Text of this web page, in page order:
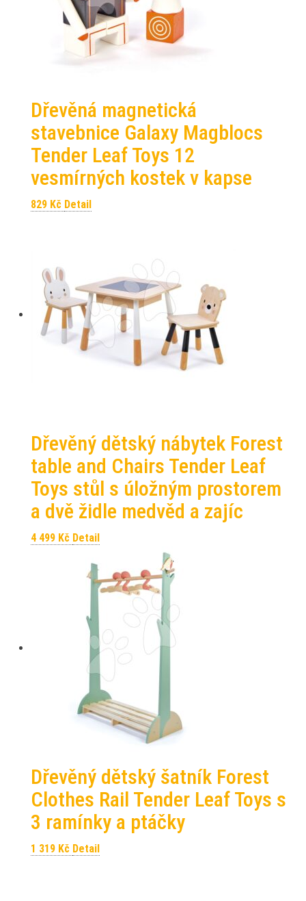
Dřevěná magnetická
stavebnice Galaxy Magblocs
Tender Leaf Toys 12
vesmírných kostek v kapse
829 Kč Detail
Dřevěný dětský nábytek Forest
table and Chairs Tender Leaf
Toys stůl s úložným prostorem
a dvě židle medvěd a zajíc
4 499 Kč Detail
Dřevěný dětský šatník Forest
Clothes Rail Tender Leaf Toys s
3 ramínky a ptáčky
1 319 Kč Detail